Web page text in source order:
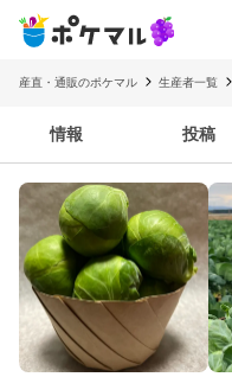
産直・通販のポケマル 生産者一覧
情報 投稿